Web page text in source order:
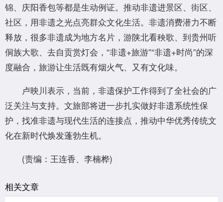
锦、庆阳香包等都是生动例证。推动非遗进景区、街区、
社区，用非遗之光点亮群众文化生活。非遗消费潜力不断
释放，很多非遗成为地方名片，游陕北看秧歌、到贵州听
侗族大歌、去自贡赏灯会，“非遗+旅游”“非遗+时尚”的深
度融合，旅游让生活既有烟火气、又有文化味。
卢映川表示，当前，非遗保护工作得到了全社会的广
泛关注与支持。文旅部将进一步扎实做好非遗系统性保
护，找准非遗与现代生活的连接点，推动中华优秀传统文
化在新时代焕发蓬勃生机。
(责编：王连香、李楠桦)
相关文章